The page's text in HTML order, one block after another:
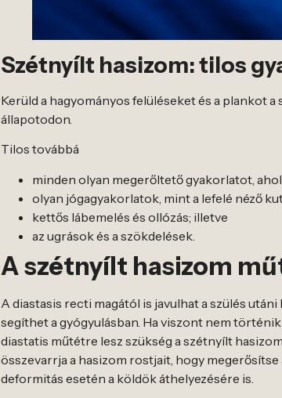
Szétnyílt hasizom: tilos
Kerüld a hagyományos felüléseket és a plankot
állapotodon.
Tilos továbbá
minden olyan megerőltető gyakorlatot,
olyan jógagyakorlatok, mint a lefelé néző
kettős lábemelés és ollózás; illetve
az ugrások és a szökdelések.
A szétnyílt hasizom
A diastasis recti magától is javulhat a szülés
segíthet a gyógyulásban. Ha viszont nem
diastatis műtétre lesz szükség a szétnyílt
összevarrja a hasizom rostjait, hogy
deformitás esetén a köldök áthelyezésére is.